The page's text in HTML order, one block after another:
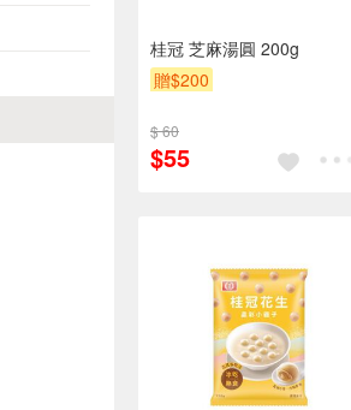
桂冠 芝麻湯圓 200g
贈$200
$ 60
$55